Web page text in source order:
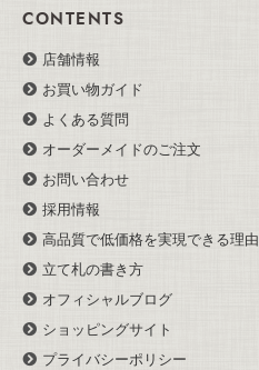
CONTENTS
店舗情報
お買い物ガイド
よくある質問
オーダーメイドのご注文
お問い合わせ
採用情報
高品質で低価格を実現できる理由
立て札の書き方
オフィシャルブログ
ショッピングサイト
プライバシーポリシー